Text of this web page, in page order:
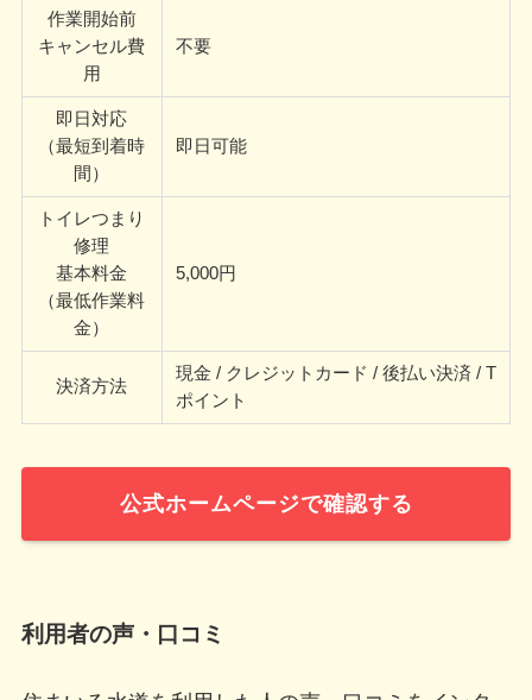
作業開始前
キャンセル費
用
不要
即日対応
（最短到着時
間）
即日可能
トイレつまり
修理
基本料金
（最低作業料
金）
5,000円
決済方法
現金 / クレジットカード / 後払い決済 / T
ポイント
公式ホームページで確認する
利用者の声・口コミ